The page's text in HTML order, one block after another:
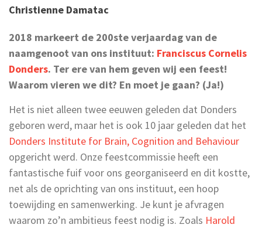
Christienne Damatac
2018 markeert de 200ste verjaardag van de
naamgenoot van ons instituut: Franciscus Cornelis
Donders. Ter ere van hem geven wij een feest!
Waarom vieren we dit? En moet je gaan? (Ja!)
Het is niet alleen twee eeuwen geleden dat Donders
geboren werd, maar het is ook 10 jaar geleden dat het
Donders Institute for Brain, Cognition and Behaviour
opgericht werd. Onze feestcommissie heeft een
fantastische fuif voor ons georganiseerd en dit kostte,
net als de oprichting van ons instituut, een hoop
toewijding en samenwerking. Je kunt je afvragen
waarom zo’n ambitieus feest nodig is. Zoals Harold